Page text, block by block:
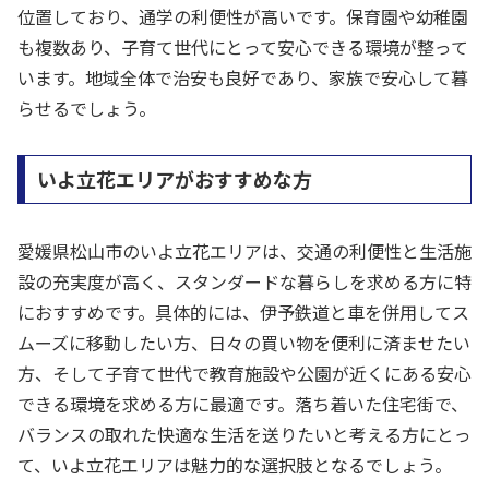
位置しており、通学の利便性が高いです。保育園や幼稚園
も複数あり、子育て世代にとって安心できる環境が整って
います。地域全体で治安も良好であり、家族で安心して暮
らせるでしょう。
いよ立花エリアがおすすめな方
愛媛県松山市のいよ立花エリアは、交通の利便性と生活施
設の充実度が高く、スタンダードな暮らしを求める方に特
におすすめです。具体的には、伊予鉄道と車を併用してス
ムーズに移動したい方、日々の買い物を便利に済ませたい
方、そして子育て世代で教育施設や公園が近くにある安心
できる環境を求める方に最適です。落ち着いた住宅街で、
バランスの取れた快適な生活を送りたいと考える方にとっ
て、いよ立花エリアは魅力的な選択肢となるでしょう。